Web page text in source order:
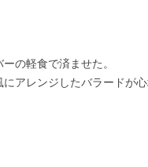
の軽食で済ませた。
アレンジしたバラードが心